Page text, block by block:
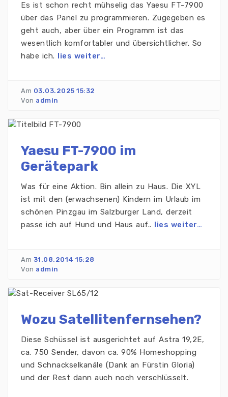
Es ist schon recht mühselig das Yaesu FT-7900
über das Panel zu programmieren. Zugegeben es
geht auch, aber über ein Programm ist das
wesentlich komfortabler und übersichtlicher. So
habe ich. lies weiter…
Am 03.03.2025 15:32
Von admin
Yaesu FT-7900 im
Gerätepark
Was für eine Aktion. Bin allein zu Haus. Die XYL
ist mit den (erwachsenen) Kindern im Urlaub im
schönen Pinzgau im Salzburger Land, derzeit
passe ich auf Hund und Haus auf.. lies weiter…
Am 31.08.2014 15:28
Von admin
Wozu Satellitenfernsehen?
Diese Schüssel ist ausgerichtet auf Astra 19,2E,
ca. 750 Sender, davon ca. 90% Homeshopping
und Schnackselkanäle (Dank an Fürstin Gloria)
und der Rest dann auch noch verschlüsselt.